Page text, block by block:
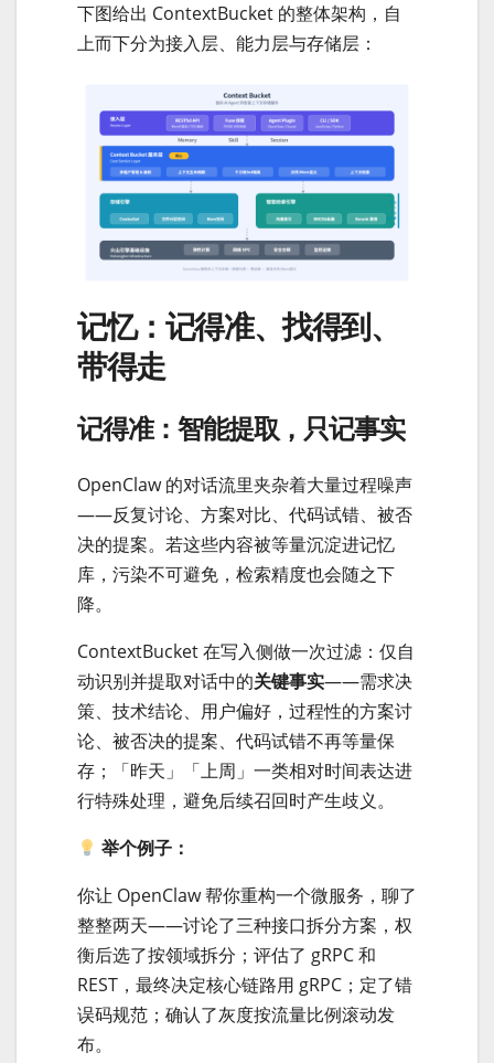
下图给出 ContextBucket 的整体架构，自
上而下分为接入层、能力层与存储层：
记忆：记得准、找得到、
带得走
记得准：智能提取，只记事实
OpenClaw 的对话流里夹杂着大量过程噪声
——反复讨论、方案对比、代码试错、被否
决的提案。若这些内容被等量沉淀进记忆
库，污染不可避免，检索精度也会随之下
降。
ContextBucket 在写入侧做一次过滤：仅自
动识别并提取对话中的关键事实——需求决
策、技术结论、用户偏好，过程性的方案讨
论、被否决的提案、代码试错不再等量保
存；「昨天」「上周」一类相对时间表达进
行特殊处理，避免后续召回时产生歧义。
举个例子：
你让 OpenClaw 帮你重构一个微服务，聊了
整整两天——讨论了三种接口拆分方案，权
衡后选了按领域拆分；评估了 gRPC 和
REST，最终决定核心链路用 gRPC；定了错
误码规范；确认了灰度按流量比例滚动发
布。